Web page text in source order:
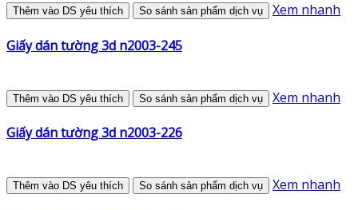
Thêm vào DS yêu thích So sánh sản phẩm dịch vụ Xem nhanh
Giấy dán tường 3d n2003-245
Thêm vào DS yêu thích So sánh sản phẩm dịch vụ Xem nhanh
Giấy dán tường 3d n2003-226
Thêm vào DS yêu thích So sánh sản phẩm dịch vụ Xem nhanh